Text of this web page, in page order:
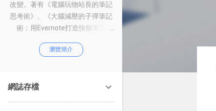
改變。著有《電腦玩物站長的筆記
思考術》、《大腦減壓的子彈筆記
術：用Evernote打造快狠準系
作術：從職場到人生的100個聰明
瀏覽簡介
網誌存檔